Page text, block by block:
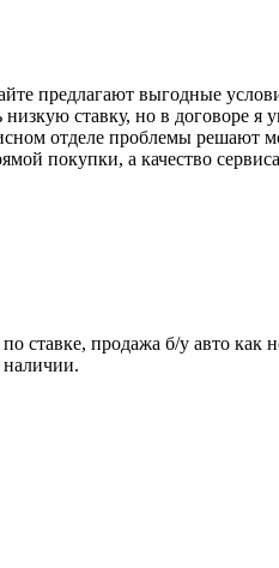
предлагают выгодные
ставку, но в договоре
отделе проблемы решают
покупки, а качество сервиса
ставке, продажа б/у авто как
наличии.